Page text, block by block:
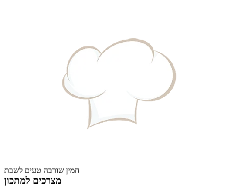
חמין שורבה טעים לשבת
מצרכים למתכון